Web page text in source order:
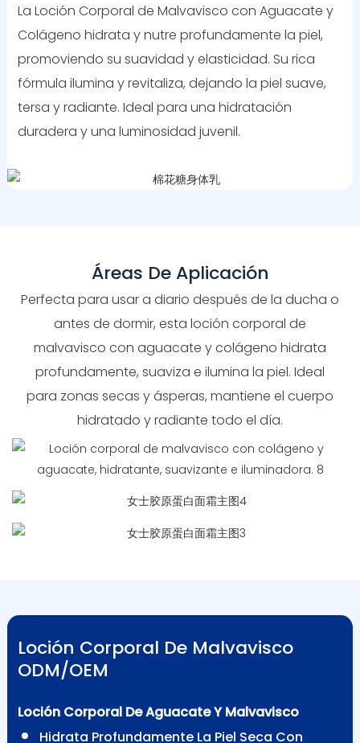
La Loción Corporal de Malvavisco con Aguacate y
Colágeno hidrata y nutre profundamente la piel,
promoviendo su suavidad y elasticidad. Su rica
fórmula ilumina y revitaliza, dejando la piel suave,
tersa y radiante. Ideal para una hidratación
duradera y una luminosidad juvenil.
Áreas De Aplicación
Perfecta para usar a diario después de la ducha o
antes de dormir, esta loción corporal de
malvavisco con aguacate y colágeno hidrata
profundamente, suaviza e ilumina la piel. Ideal
para zonas secas y ásperas, mantiene el cuerpo
hidratado y radiante todo el día.
Loción Corporal De Malvavisco
ODM/OEM
Loción Corporal De Aguacate Y Malvavisco
Hidrata Profundamente La Piel Seca Con